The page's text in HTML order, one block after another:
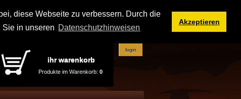
diese Webseite zu verbessern. Durch die
Sie in unseren Datenschutzhinweisen
Akzeptieren
ihr warenkorb
Produkte im Warenkorb: 0
login